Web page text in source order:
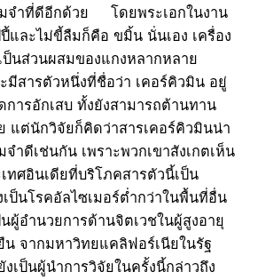
มจำที่ดีอีกด้วย โดยพระเอกในงาน
และไม่ขี้ลืมก็คือ ขมิ้น นั่นเอง เครื่อง
นส่วนผสมของแกงหลากหลาย
มีสารตัวหนึ่งที่ชื่อว่า เคอร์คิวมิน อยู่
ารอักเสบ ทั้งยังสามารถต้านทาน
แต่นักวิจัยก็คิดว่าสารเคอร์คิวมินน่า
ำดีเช่นกัน เพราะพวกเขาสังเกตเห็น
ทศอินเดียที่บริโภคสารตัวนี้เป็น
เป็นโรคอัลไซเมอร์ต่ำกว่าในพื้นที่อื่น
นผู้อำนวยการด้านจิตเวชในผู้สูงอายุ
จากมหาวิทยแคลิฟอร์เนียในรัฐ
เป็นผู้นำการวิจัยในครั้งนี้กล่าวถึง